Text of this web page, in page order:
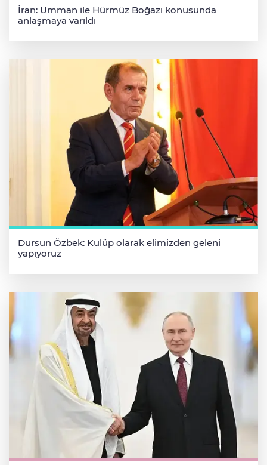
İran: Umman ile Hürmüz Boğazı konusunda
anlaşmaya varıldı
Dursun Özbek: Kulüp olarak elimizden geleni
yapıyoruz